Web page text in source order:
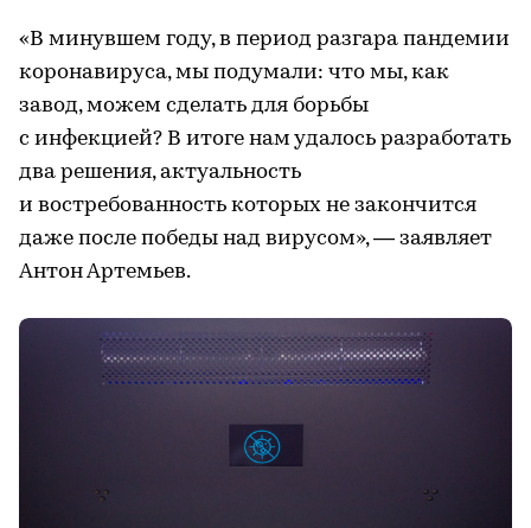
«В минувшем году, в период разгара пандемии
коронавируса, мы подумали: что мы, как
завод, можем сделать для борьбы
с инфекцией? В итоге нам удалось разработать
два решения, актуальность
и востребованность которых не закончится
даже после победы над вирусом», — заявляет
Антон Артемьев.